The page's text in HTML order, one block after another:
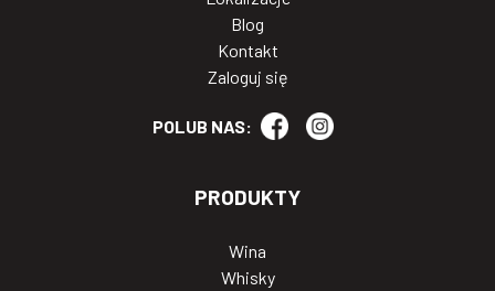
Blog
Kontakt
Zaloguj się
POLUB NAS:
PRODUKTY
Wina
Whisky